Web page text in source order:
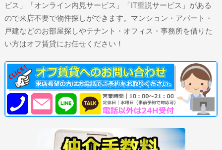
ビス」「オンライン内見サービス」「IT重説サービス」がある
ので来店不要で物件探しができます。マンション・アパート・
戸建などのお部屋探しやテナント・オフィス・事務所を借りた
い方はオフ賃貸にお任せください！